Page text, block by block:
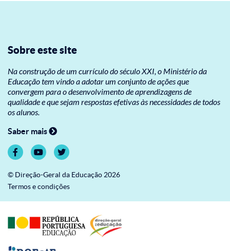
Sobre este site
Na construção de um currículo do século XXI, o Ministério da
Educação tem vindo a adotar um conjunto de ações que
convergem para o desenvolvimento de aprendizagens de
qualidade e que sejam respostas efetivas às necessidades de todos
os alunos.
Saber mais
© Direção-Geral da Educação 2026
Termos e condições